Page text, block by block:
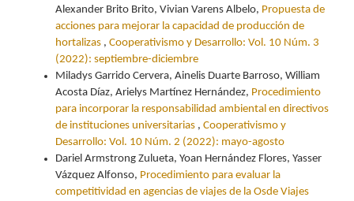
Alexander Brito Brito, Vivian Varens Albelo, Propuesta de
acciones para mejorar la capacidad de producción de
hortalizas , Cooperativismo y Desarrollo: Vol. 10 Núm. 3
(2022): septiembre-diciembre
Miladys Garrido Cervera, Ainelis Duarte Barroso, William
Acosta Díaz, Arielys Martínez Hernández, Procedimiento
para incorporar la responsabilidad ambiental en directivos
de instituciones universitarias , Cooperativismo y
Desarrollo: Vol. 10 Núm. 2 (2022): mayo-agosto
Dariel Armstrong Zulueta, Yoan Hernández Flores, Yasser
Vázquez Alfonso, Procedimiento para evaluar la
competitividad en agencias de viajes de la Osde Viajes